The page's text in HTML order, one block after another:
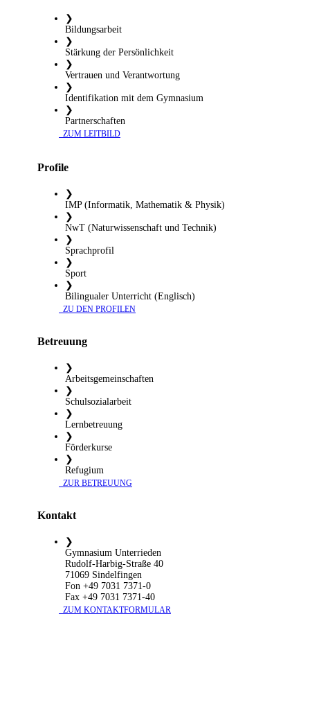
❯
Bildungsarbeit
❯
Stärkung der Persönlichkeit
❯
Vertrauen und Verantwortung
❯
Identifikation mit dem Gymnasium
❯
Partnerschaften
​ ZUM LEITBILD
Profile
❯
IMP (Informatik, Mathematik & Physik)
❯
NwT (Naturwissenschaft und Technik)
❯
Sprachprofil
❯
Sport
❯
Bilingualer Unterricht (Englisch)
​ ZU DEN PROFILEN
Betreuung
❯
Arbeitsgemeinschaften
❯
Schulsozialarbeit
❯
Lernbetreuung
❯
Förderkurse
❯
Refugium
​ ZUR BETREUUNG
Kontakt
❯
Gymnasium Unterrieden
Rudolf-Harbig-Straße 40
71069 Sindelfingen
Fon +49 7031 7371-0
Fax +49 7031 7371-40
​ ZUM KONTAKTFORMULAR